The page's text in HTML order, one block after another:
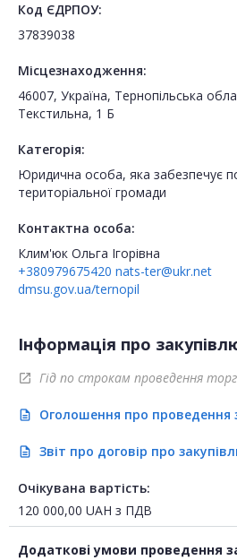
Код ЄДРПОУ:
37839038
Місцезнаходження:
46007, Україна, Тернопільська
Текстильна, 1 Б
Категорія:
Юридична особа, яка забезпечує
територіальної громади
Контактна особа:
Клим'юк Ольга Ігорівна
+380979675420 nats-ter@ukr.net
dmsu.gov.ua/ternopil
Інформація про
open_in_new Гід по строкам проведення
description Оголошення про проведення
description Звіт про договір про
Очікувана вартість:
120 000,00 UAH з ПДВ
Додаткові умови проведення